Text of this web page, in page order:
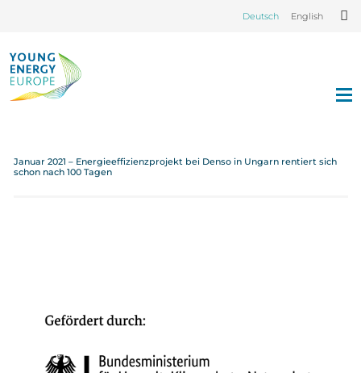
Deutsch English
Januar 2021 – Energieeffizienzprojekt bei Denso in Ungarn rentiert sich
schon nach 100 Tagen